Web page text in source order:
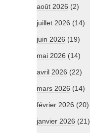
août 2026 (2)
juillet 2026 (14)
juin 2026 (19)
mai 2026 (14)
avril 2026 (22)
mars 2026 (14)
février 2026 (20)
janvier 2026 (21)